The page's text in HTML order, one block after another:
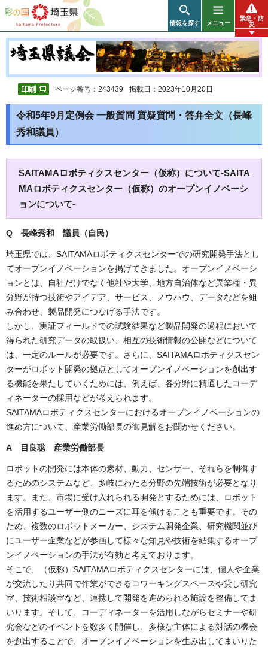
彩の国 埼玉県
情報を探す メニュー
緊急・防
災
ページ番号：243439 掲載日：2023年10月20日
令和5年9月定例会 一般質問 質疑質問・答弁全文（長峰
秀和議員）
SAITAMAロボティクスセンター（仮称）について-SAITA
MAロボティクスセンター（仮称）のオープンイノベーシ
ョンについて-
Q 長峰秀和 議員（自民）
埼玉県では、SAITAMAロボティクスセンターでの研究開発手法とし
てオープンイノベーションを掲げてきました。オープンイノベーシ
ョンとは、自社だけでなく他社や大学、地方自治体など異業種・異
分野が持つ技術やアイデア、サービス、ノウハウ、データなどを組
み合わせ、製品開発につなげる手法です。
しかし、実証フィールドでの試験結果など製品開発の過程において
得られた研究データの取扱い、相互の技術情報の公開などについて
は、一定のルールが必要です。さらに、SAITAMAロボティクスセン
ターがロボット開発の拠点としてオープンイノベーションを創出す
る機能を果たしていくためには、例えば、各分野に精通したコーデ
ィネーターの採用などが考えられます。
SAITAMAロボティクスセンターにおけるオープンイノベーションの
進め方について、産業労働部長の御見解をお聞かせください。
A 目良聡 産業労働部長
ロボットの開発には本体の素材、動力、センサー、それらを制御す
るためのシステムなど、多岐にわたる分野の先端技術が必要となり
ます。また、市場に受け入れられる開発とするためには、ロボット
を活用するユーザー側のニーズに耳を傾けることも重要です。その
ため、複数のロボットメーカー、システム開発企業、研究機関並び
にユーザー企業などが参画して様々な知見や技術を結集するオープ
ンイノベーションの手法が有効と考えております。
そこで、（仮称）SAITAMAロボティクスセンターには、個人や企業
が交流したり共同で作業ができるコワーキングスペースや貸し研究
室、技術相談室など、連携して開発を進められる施設を整備してま
いります。そして、コーディネーターを活用しながらセミナーや研
究会などのイベントを数多く開催し、多様な主体による対話の機会
を創出することで、オープンイノベーションを生み出してまいりた